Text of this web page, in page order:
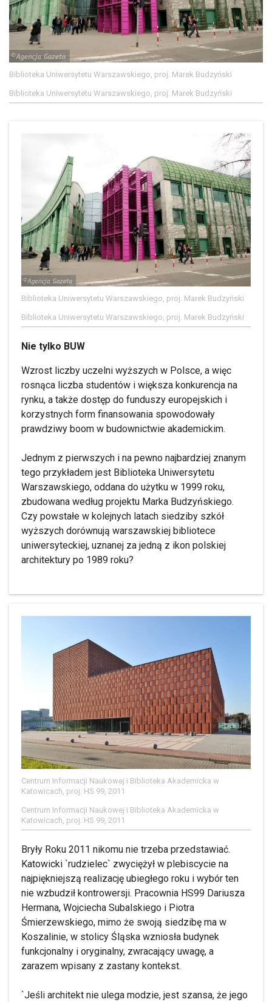
Biblioteka Uniwersytetu Warszawskiego, proj. Marek Budzyński
Biblioteka Uniwersytetu Warszawskiego, proj. Marek Budzyński
Biblioteka Uniwersytetu Warszawskiego, proj. Marek Budzyński
Biblioteka Uniwersytetu Warszawskiego, proj. Marek Budzyński
Nie tylko BUW
Wzrost liczby uczelni wyższych w Polsce, a więc
rosnąca liczba studentów i większa konkurencja na
rynku, a także dostęp do funduszy europejskich i
korzystnych form finansowania spowodowały
prawdziwy boom w budownictwie akademickim.
Jednym z pierwszych i na pewno najbardziej znanym
tego przykładem jest Biblioteka Uniwersytetu
Warszawskiego, oddana do użytku w 1999 roku,
zbudowana według projektu Marka Budzyńskiego.
Czy powstałe w kolejnych latach siedziby szkół
wyższych dorównują warszawskiej bibliotece
uniwersyteckiej, uznanej za jedną z ikon polskiej
architektury po 1989 roku?
Centrum Informacji Naukowej i Biblioteka Akademicka w
Katowicach, proj. HS 99, 2011
Centrum Informacji Naukowej i Biblioteka Akademicka w
Katowicach, proj. HS 99, 2011
Bryły Roku 2011 nikomu nie trzeba przedstawiać.
Katowicki `rudzielec` zwyciężył w plebiscycie na
najpiękniejszą realizację ubiegłego roku i wybór ten
nie wzbudził kontrowersji. Pracownia HS99 Dariusza
Hermana, Wojciecha Subalskiego i Piotra
Śmierzewskiego, mimo że swoją siedzibę ma w
Koszalinie, w stolicy Śląska wzniosła budynek
funkcjonalny i oryginalny, zwracający uwagę, a
zarazem wpisany z zastany kontekst.
`Jeśli architekt nie ulega modzie, jest szansa, że jego